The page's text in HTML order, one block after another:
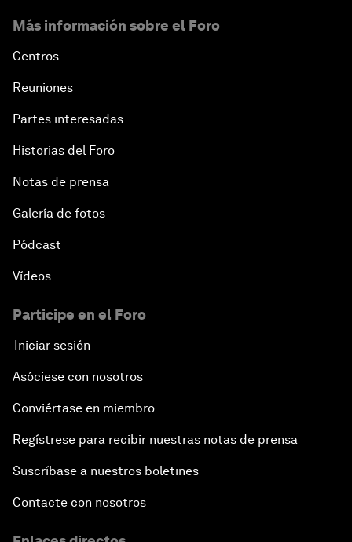
Más información sobre el Foro
Centros
Reuniones
Partes interesadas
Historias del Foro
Notas de prensa
Galería de fotos
Pódcast
Vídeos
Participe en el Foro
Iniciar sesión
Asóciese con nosotros
Conviértase en miembro
Regístrese para recibir nuestras notas de prensa
Suscríbase a nuestros boletines
Contacte con nosotros